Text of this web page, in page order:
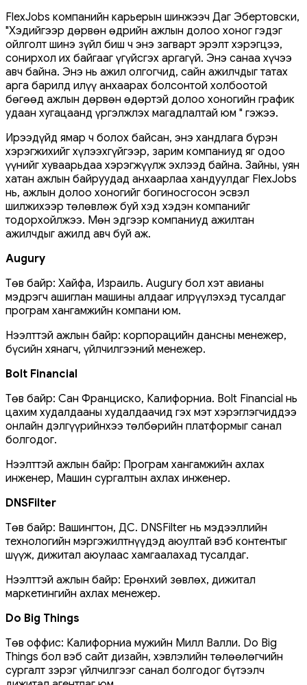
FlexJobs компанийн карьерын шинжээч Даг Эбертовски,
"Хэдийгээр дөрвөн өдрийн ажлын долоо хоног гэдэг
ойлголт шинэ зүйл биш ч энэ загварт эрэлт хэрэгцээ,
сонирхол их байгааг үгүйсгэх аргагүй. Энэ санаа хүчээ
авч байна. Энэ нь ажил олгогчид, сайн ажилчдыг татах
арга барилд илүү анхаарах болсонтой холбоотой
бөгөөд ажлын дөрвөн өдөртэй долоо хоногийн график
удаан хугацаанд үргэлжлэх магадлалтай юм " гэжээ.
Ирээдүйд ямар ч болох байсан, энэ хандлага бүрэн
хэрэгжихийг хүлээхгүйгээр, зарим компаниуд яг одоо
үүнийг хуваарьдаа хэрэгжүүлж эхлээд байна. Зайны, уян
хатан ажлын байруудад анхаарлаа хандуулдаг FlexJobs
нь, ажлын долоо хоногийг богиносгосон эсвэл
шилжихээр төлөвлөж буй хэд хэдэн компанийг
тодорхойлжээ. Мөн эдгээр компаниуд ажилтан
ажилчдыг ажилд авч буй аж.
Augury
Төв байр: Хайфа, Израиль. Augury бол хэт авианы
мэдрэгч ашиглан машины алдааг илрүүлэхэд тусалдаг
програм хангамжийн компани юм.
Нээлттэй ажлын байр: корпорацийн дансны менежер,
бүсийн хянагч, үйлчилгээний менежер.
Bolt Financial
Төв байр: Сан Франциско, Калифорниа. Bolt Financial нь
цахим худалдааны худалдаачид гэх мэт хэрэглэгчиддээ
онлайн дэлгүүрийнхээ төлбөрийн платформыг санал
болгодог.
Нээлттэй ажлын байр: Програм хангамжийн ахлах
инженер, Машин сургалтын ахлах инженер.
DNSFilter
Төв байр: Вашингтон, ДС. DNSFilter нь мэдээллийн
технологийн мэргэжилтнүүдэд аюултай вэб контентыг
шүүж, дижитал аюулаас хамгаалахад тусалдаг.
Нээлттэй ажлын байр: Ерөнхий зөвлөх, дижитал
маркетингийн ахлах менежер.
Do Big Things
Төв оффис: Калифорниа мужийн Милл Валли. Do Big
Things бол вэб сайт дизайн, хэвлэлийн төлөөлөгчийн
сургалт зэрэг үйлчилгээг санал болгодог бүтээлч